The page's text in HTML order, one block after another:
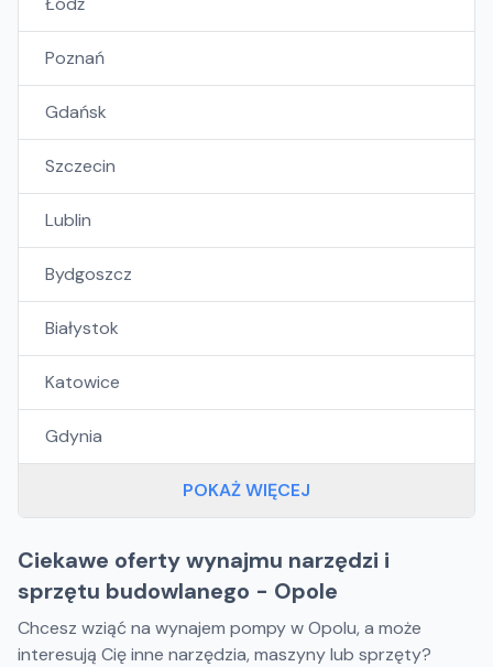
Poznań
Gdańsk
Szczecin
Lublin
Bydgoszcz
Białystok
Katowice
Gdynia
POKAŻ WIĘCEJ
Ciekawe oferty wynajmu narzędzi i
sprzętu budowlanego - Opole
Chcesz wziąć na wynajem pompy w Opolu, a może
interesują Cię inne narzędzia, maszyny lub sprzęty?